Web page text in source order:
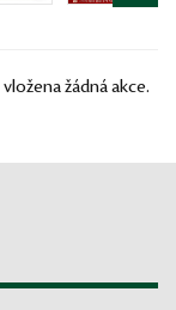
žádná akce.